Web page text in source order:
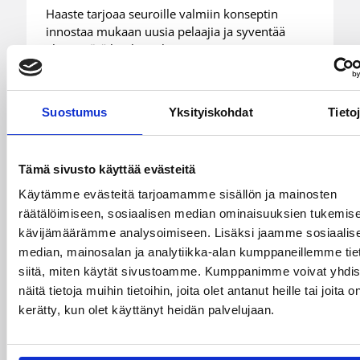
Suostumus Yksityiskohdat
Tämä sivusto käyttää evästeitä
Käytämme evästeitä tarjoamamme sisällön ja mainosten
räätälöimiseen, sosiaalisen median ominaisuuksien
kävijämäärämme analysoimiseen. Lisäksi jaamme
median, mainosalan ja analytiikka-alan kumppaneillemme
siitä, miten käytät sivustoamme. Kumppanimme voivat
näitä tietoja muihin tietoihin, joita olet antanut heille tai joita
kerätty, kun olet käyttänyt heidän palvelujaan.
Haaste tarjoaa seuroille valmiin konseptin
innostaa mukaan uusia pelaajia ja syventää
yhteistyötä koulujen kanssa.
Koripalloliitto 03.08.2026 15:25